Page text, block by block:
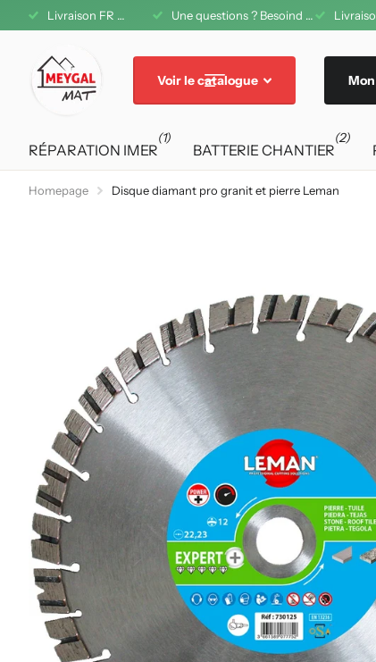
Livraison FR offerte dès 200€ d'achat Une questions ? Besoind d'aide ? A votre service au 04 71 08 42 11
08 42 11
Voir le catalogue
RÉPARATION IMER
(1)
BATTERIE CHANTIER
(2)
Homepage Disque diamant pro granit et pierre Leman